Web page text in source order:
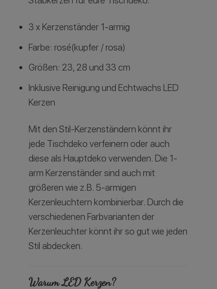
3 x Kerzenständer 1-armig
Farbe: rosé(kupfer / rosa)
Größen: 23, 28 und 33 cm
Inklusive Reinigung und Echtwachs LED
Kerzen
Mit den Stil-Kerzenständern könnt ihr
jede Tischdeko verfeinern oder auch
diese als Hauptdeko verwenden. Die 1-
arm Kerzenständer sind auch mit
größeren wie z.B. 5-armigen
Kerzenleuchtern kombinierbar. Durch die
verschiedenen Farbvarianten der
Kerzenleuchter könnt ihr so gut wie jeden
Stil abdecken.
Warum LED Kerzen?